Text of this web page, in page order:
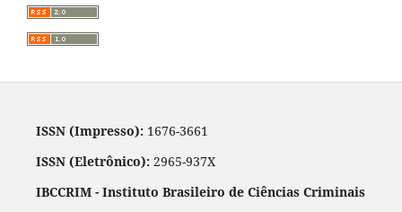
ISSN (Impresso):1676-3661
ISSN (Eletrônico):2965-937X
IBCCRIM - Instituto Brasileiro de Ciências Criminais